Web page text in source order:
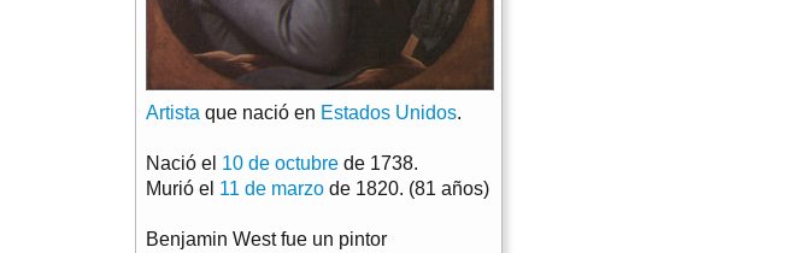
Artista que nació en Estados Unidos.
Nació el 10 de octubre de 1738.
Murió el 11 de marzo de 1820. (81 años)
Benjamin West fue un pintor